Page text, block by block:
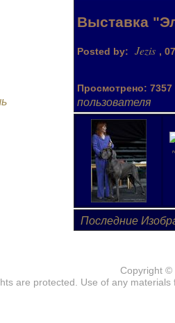
Выставка
Posted by: Jezis ,
Просмотрено:
пользователя
Последние
Copyright
are protected. Use of any